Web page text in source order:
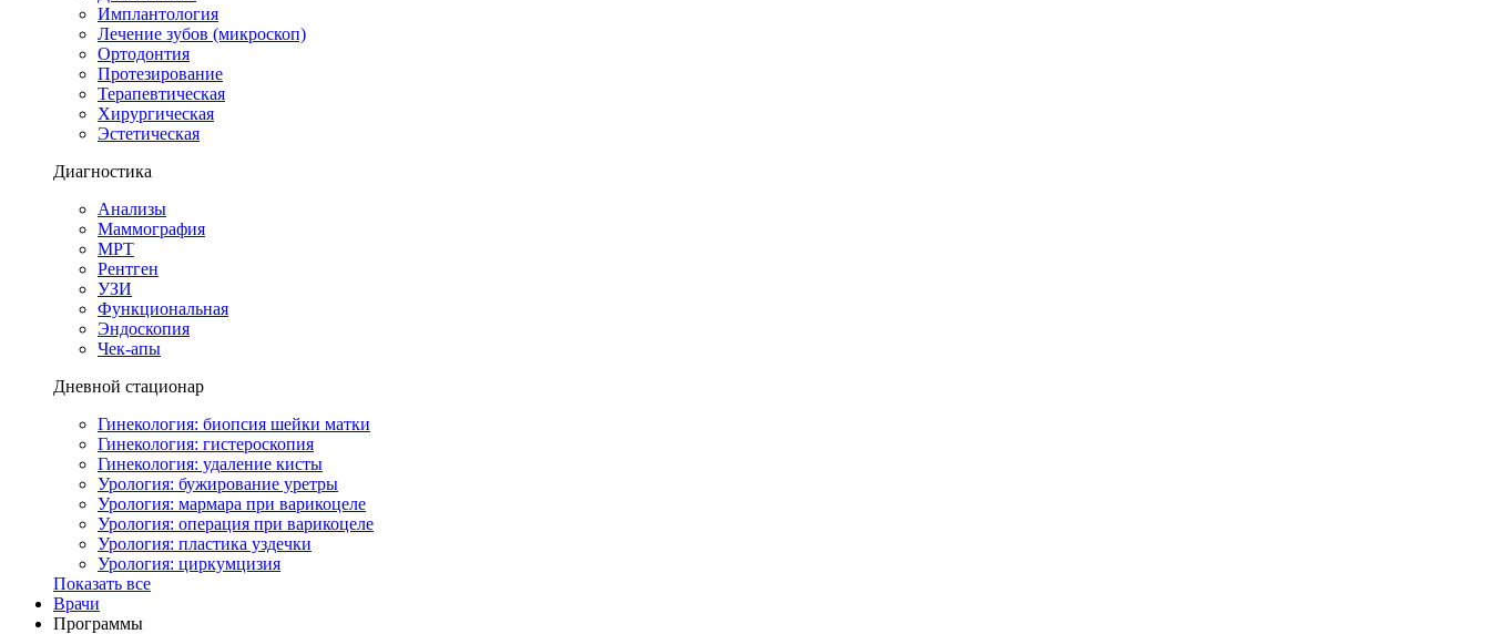
Имплантология
Лечение зубов (микроскоп)
Ортодонтия
Протезирование
Терапевтическая
Хирургическая
Эстетическая
Диагностика
Анализы
Маммография
МРТ
Рентген
УЗИ
Функциональная
Эндоскопия
Чек-апы
Дневной стационар
Гинекология: биопсия шейки матки
Гинекология: гистероскопия
Гинекология: удаление кисты
Урология: бужирование уретры
Урология: мармара при варикоцеле
Урология: операция при варикоцеле
Урология: пластика уздечки
Урология: циркумцизия
Показать все
Врачи
Программы